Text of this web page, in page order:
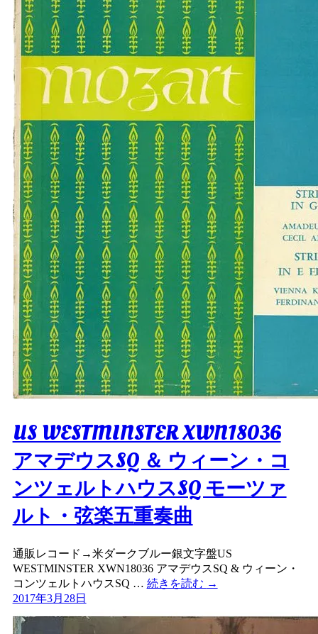
US WESTMINSTER XWN18036
アマデウスSQ ＆ ウィーン・コ
ンツェルトハウスSQ モーツァ
ルト・弦楽五重奏曲
通販レコード→米ダークブルー銀文字盤US
WESTMINSTER XWN18036 アマデウスSQ & ウィーン・
コンツェルトハウスSQ … 続きを読む →
2017年3月28日